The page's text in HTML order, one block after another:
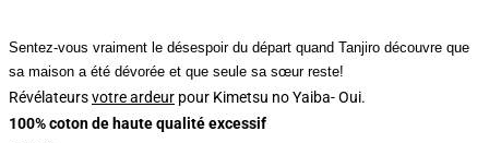
Sentez-vous vraiment le désespoir du départ quand Tanjiro découvre que
sa maison a été dévorée et que seule sa sœur reste!
Révélateursvotre ardeur pour Kimetsu no Yaiba- Oui.
100% coton de haute qualité excessif